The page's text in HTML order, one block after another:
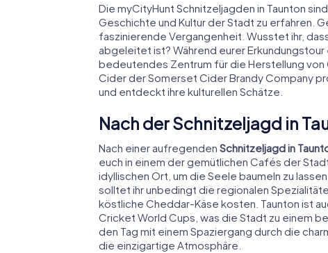
Die myCityHunt Schnitzeljagden in Taunton
Geschichte und Kultur der Stadt zu erfahren.
faszinierende Vergangenheit. Wusstet ihr,
abgeleitet ist? Während eurer Erkundungstour
bedeutendes Zentrum für die Herstellung von
Cider der Somerset Cider Brandy Company
und entdeckt ihre kulturellen Schätze.
Nach der Schnitzeljagd in
Nach einer aufregenden Schnitzeljagd in
euch in einem der gemütlichen Cafés der
idyllischen Ort, um die Seele baumeln zu
solltet ihr unbedingt die regionalen
köstliche Cheddar-Käse kosten. Taunton ist
Cricket World Cups, was die Stadt zu einem
den Tag mit einem Spaziergang durch die
die einzigartige Atmosphäre.